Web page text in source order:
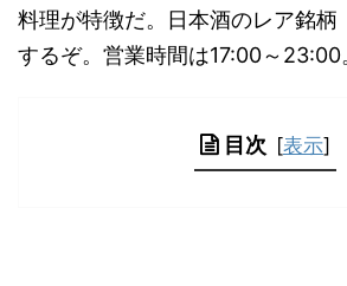
料理が特徴だ。日本酒のレア銘柄
するぞ。営業時間は17:00～23:00
目次 [表示]